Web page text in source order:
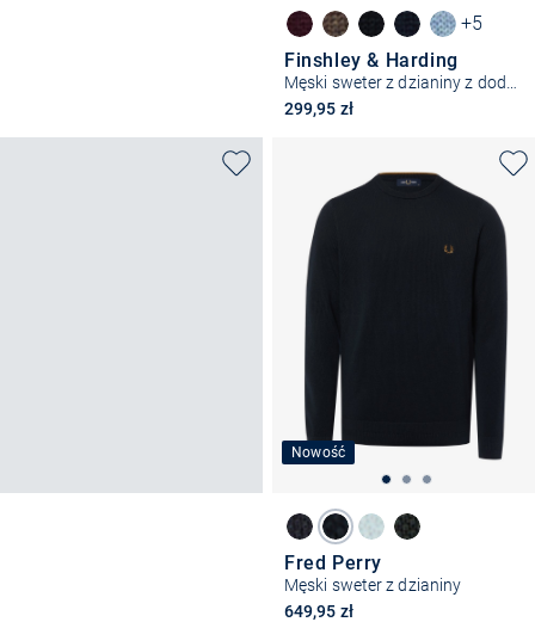
+5
Finshley & Harding
299,95 zł
Nowość
Fred Perry
Męski sweter z dzianiny
649,95 zł